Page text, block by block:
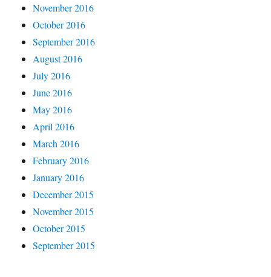
November 2016
October 2016
September 2016
August 2016
July 2016
June 2016
May 2016
April 2016
March 2016
February 2016
January 2016
December 2015
November 2015
October 2015
September 2015